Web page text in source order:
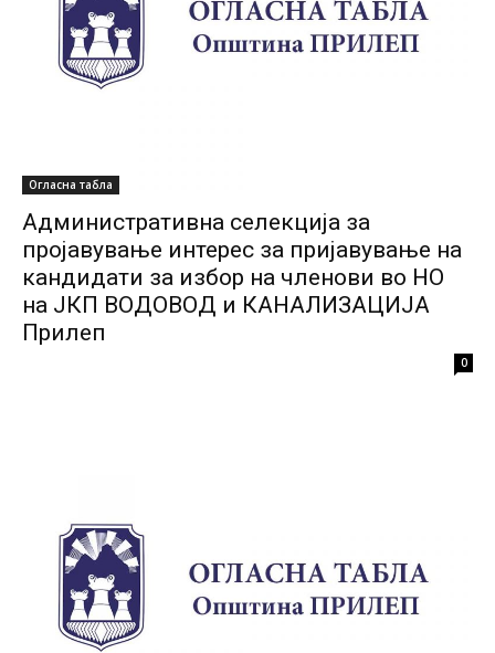
Огласна табла
Административна селекција за
пројавување интерес за пријавување на
кандидати за избор на членови во НО
на ЈКП ВОДОВОД и КАНАЛИЗАЦИЈА
Прилеп
0